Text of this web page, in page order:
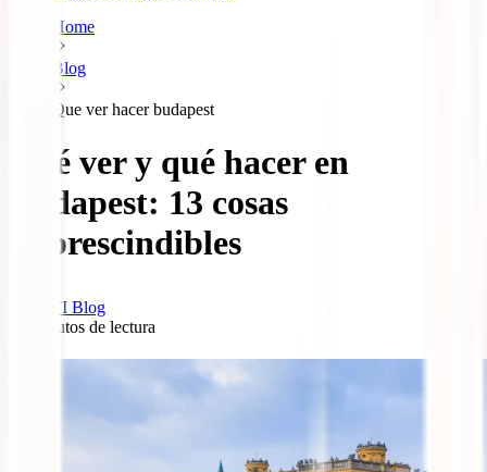
Home
Blog
Que ver hacer budapest
Qué ver y qué hacer en
Budapest: 13 cosas
imprescindibles
IATI Blog
minutos de lectura